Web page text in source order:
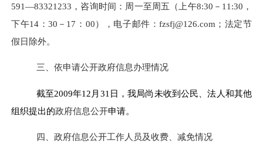
591—83321233 ，咨询时间：周一至周五（上午8:30 － 11:30 ，
下午14 ：30 － 17 ： 00），电子邮件：fzsfj@126.com ；法定节
假日除外。
三、依申请公开政府信息办理情况
截至2009年12 月 31 日，我局尚未收到公民、法人和其他
组织提出的政府信息公开申请。
四、政府信息公开工作人员及收费、减免情况